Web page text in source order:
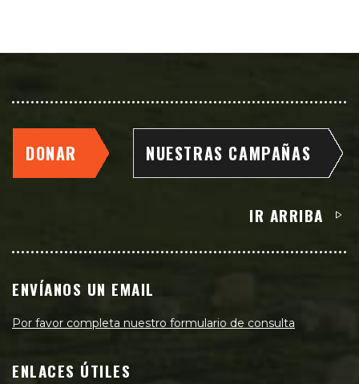
DONAR NUESTRAS CAMPAÑAS
IR ARRIBA
ENVÍANOS UN EMAIL
Por favor completa nuestro formulario de consulta
ENLACES ÚTILES